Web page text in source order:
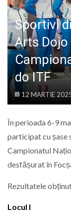
LIFE
Sportivi
Arts Dojo
do ITF
12 MARTIE
În perioada 6-9
participat cu șase
Campionatul
desfășurat în
Rezultatele
Locul I